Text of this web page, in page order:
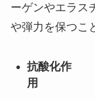
ーゲンやエラス
や弾力を保つこ
抗酸化作
用